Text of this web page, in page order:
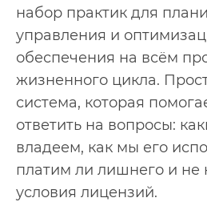
набор практик для
управления и
обеспечения на всём
жизненного цикла.
система, которая
ответить на вопросы:
владеем, как мы его
платим ли лишнего и
условия лицензий.